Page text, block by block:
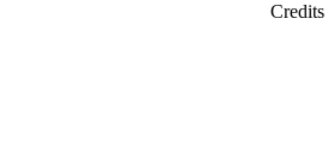
Credits